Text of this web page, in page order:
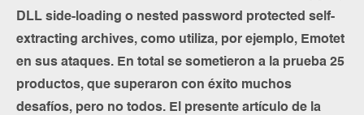
DLL side-loading o nested password protected self-
extracting archives, como utiliza, por ejemplo, Emotet
en sus ataques. En total se sometieron a la prueba 25
productos, que superaron con éxito muchos
desafíos, pero no todos. El presente artículo de la